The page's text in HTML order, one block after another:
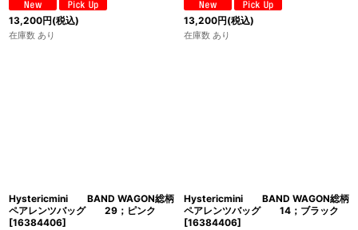
13,200円(税込)
在庫数 あり
13,200円(税込)
在庫数 あり
Hystericmini BAND WAGON総柄
ペアレンツバッグ 29；ピンク
[16384406]
Hystericmini BAND WAGON総柄
ペアレンツバッグ 14；ブラック
[16384406]